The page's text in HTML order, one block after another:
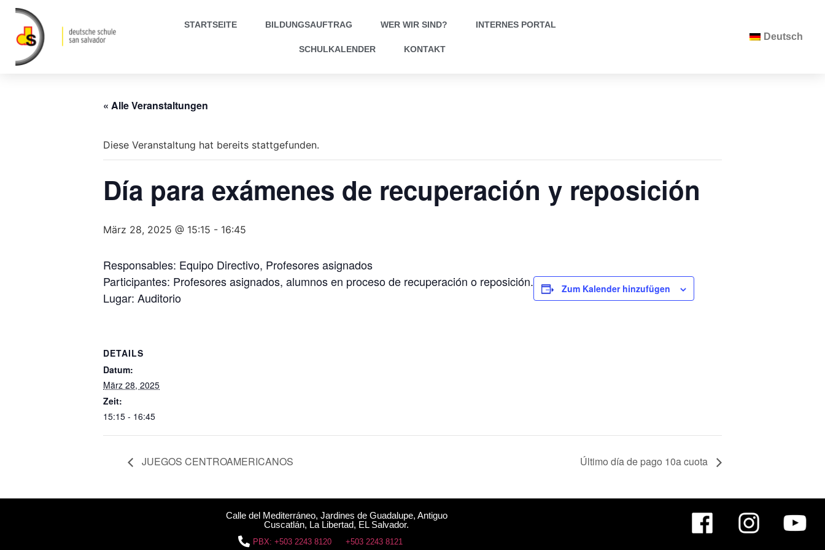
STARTSEITE BILDUNGSAUFTRAG WER WIR SIND? INTERNES PORTAL
SCHULKALENDER KONTAKT
Deutsch
« Alle Veranstaltungen
Diese Veranstaltung hat bereits stattgefunden.
Día para exámenes de recuperación y reposición
März 28, 2025 @ 15:15 - 16:45
Responsables: Equipo Directivo, Profesores asignados
Participantes: Profesores asignados, alumnos en proceso de recuperación o reposición.
Lugar: Auditorio
Zum Kalender hinzufügen
DETAILS
Datum:
März 28, 2025
Zeit:
15:15 - 16:45
JUEGOS CENTROAMERICANOS Último día de pago 10a cuota
Calle del Mediterráneo, Jardines de Guadalupe, Antiguo
Cuscatlán, La Libertad, EL Salvador.
PBX: +503 2243 8120 +503 2243 8121